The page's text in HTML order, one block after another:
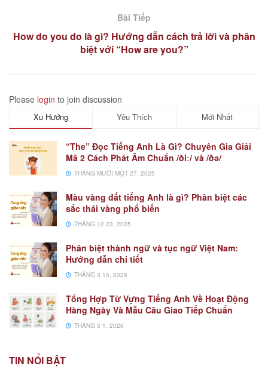
Bài Tiếp
How do you do là gì? Hướng dẫn cách trả lời và phân
biệt với “How are you?”
Please login to join discussion
Xu Hướng Yêu Thích Mới Nhất
“The” Đọc Tiếng Anh Là Gì? Chuyên Gia Giải
Mã 2 Cách Phát Âm Chuẩn /ðiː/ và /ðə/
THÁNG MƯỜI MỘT 27, 2025
Màu vàng đất tiếng Anh là gì? Phân biệt các
sắc thái vàng phổ biến
THÁNG 12 23, 2025
Phân biệt thành ngữ và tục ngữ Việt Nam:
Hướng dẫn chi tiết
THÁNG 3 15, 2026
Tổng Hợp Từ Vựng Tiếng Anh Về Hoạt Động
Hàng Ngày Và Mẫu Câu Giao Tiếp Chuẩn
THÁNG 3 1, 2026
TIN NỔI BẬT